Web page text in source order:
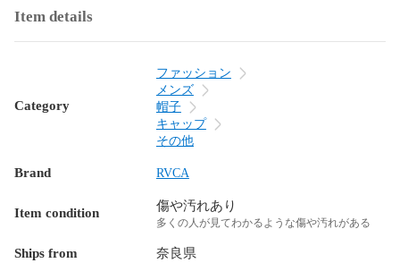
Item details
Category
ファッション
メンズ
帽子
キャップ
その他
Brand RVCA
Item condition 傷や汚れあり
多くの人が見てわかるような傷や汚れがある
Ships from 奈良県